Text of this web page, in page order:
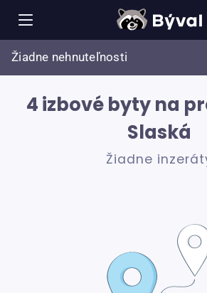
Žiadne nehnuteľnosti
4 izbové byty na
Slaská
Žiadne